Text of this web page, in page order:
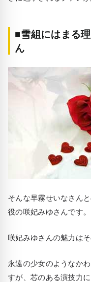
■雪組にはまる
ん
そんな早霧せいなさん
役の咲妃みゆさんです。
咲妃みゆさんの魅力は
永遠の少女のようなか
すが、芯のある演技力